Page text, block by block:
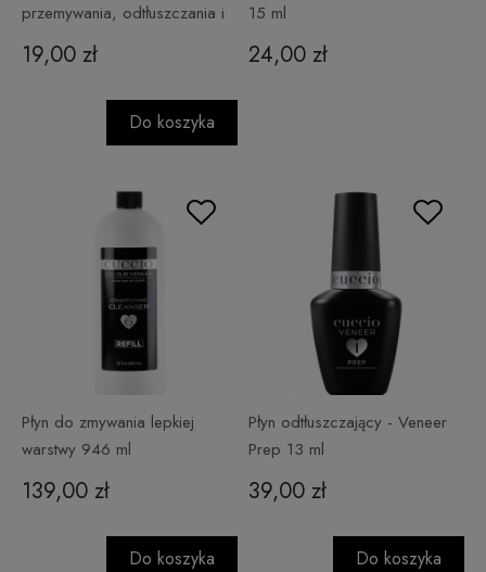
przemywania, odtłuszczania i
dezynfekcji 150 ml
19,00 zł
Do koszyka
15 ml
24,00 zł
Płyn do zmywania lepkiej
warstwy 946 ml
139,00 zł
Do koszyka
Płyn odtłuszczający - Veneer
Prep 13 ml
39,00 zł
Do koszyka